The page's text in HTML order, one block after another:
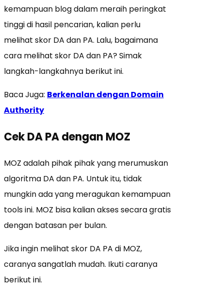
kemampuan blog dalam meraih peringkat
tinggi di hasil pencarian, kalian perlu
melihat skor DA dan PA. Lalu, bagaimana
cara melihat skor DA dan PA? Simak
langkah-langkahnya berikut ini.
Baca Juga: Berkenalan dengan Domain
Authority
Cek DA PA dengan MOZ
MOZ adalah pihak pihak yang merumuskan
algoritma DA dan PA. Untuk itu, tidak
mungkin ada yang meragukan kemampuan
tools ini. MOZ bisa kalian akses secara gratis
dengan batasan per bulan.
Jika ingin melihat skor DA PA di MOZ,
caranya sangatlah mudah. Ikuti caranya
berikut ini.